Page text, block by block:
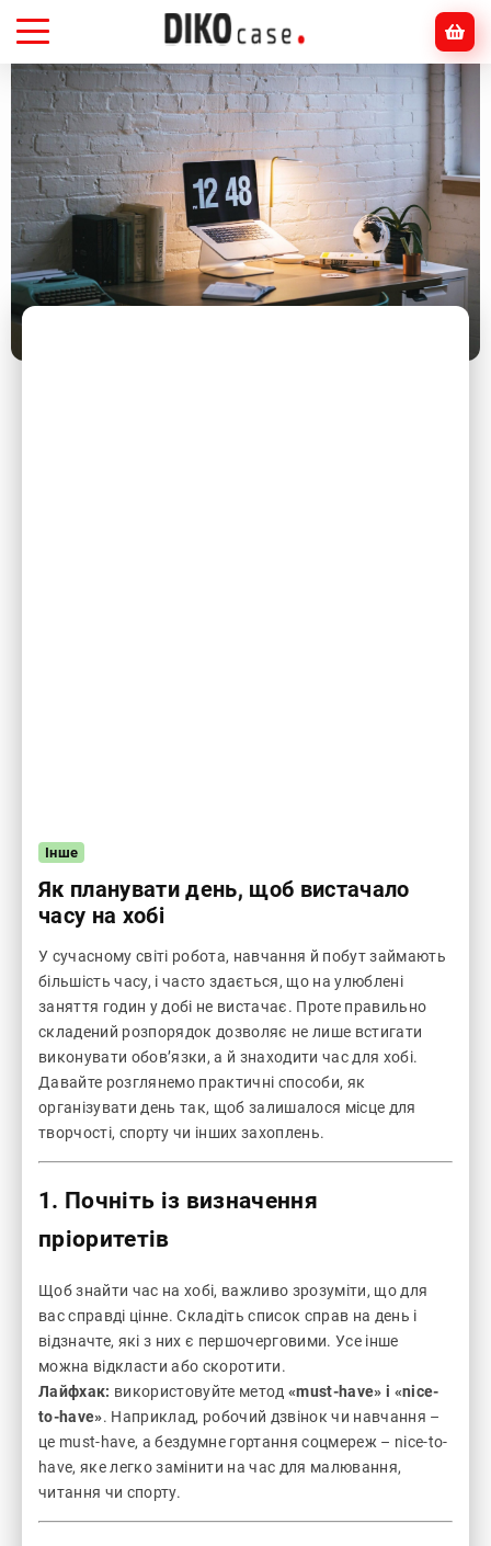
Головна Як планувати день, щоб вистачало часу на хобі
Інше
Як планувати день, щоб вистачало
часу на хобі
У сучасному світі робота, навчання й побут займають
більшість часу, і часто здається, що на улюблені
заняття годин у добі не вистачає. Проте правильно
складений розпорядок дозволяє не лише встигати
виконувати обов’язки, а й знаходити час для хобі.
Давайте розглянемо практичні способи, як
організувати день так, щоб залишалося місце для
творчості, спорту чи інших захоплень.
1. Почніть із визначення
пріоритетів
Щоб знайти час на хобі, важливо зрозуміти, що для
вас справді цінне. Складіть список справ на день і
відзначте, які з них є першочерговими. Усе інше
можна відкласти або скоротити.
Лайфхак: використовуйте метод«must-have» і «nice-
to-have». Наприклад, робочий дзвінок чи навчання –
це must-have, а бездумне гортання соцмереж – nice-to-
have, яке легко замінити на час для малювання,
читання чи спорту.